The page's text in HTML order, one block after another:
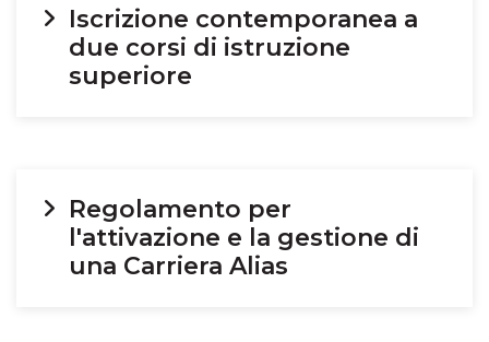
Iscrizione contemporanea a
due corsi di istruzione
superiore
Regolamento per
l'attivazione e la gestione di
una Carriera Alias